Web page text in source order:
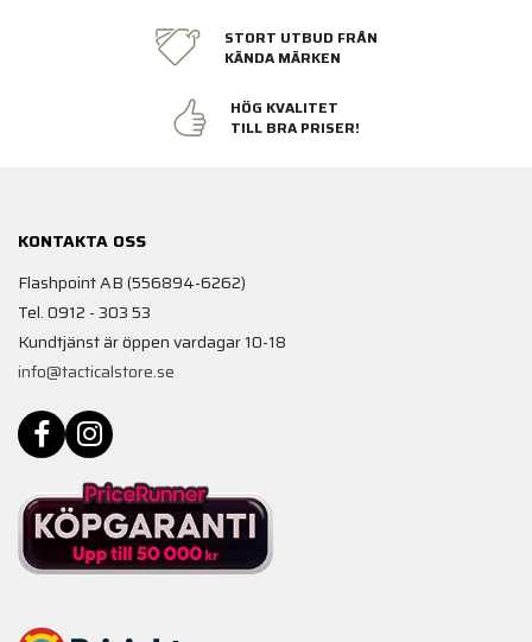
STORT UTBUD FRÅN
KÄNDA MÄRKEN
HÖG KVALITET
TILL BRA PRISER!
KONTAKTA OSS
Flashpoint AB (556894-6262)
Tel. 0912 - 303 53
Kundtjänst är öppen vardagar 10-18
info@tacticalstore.se